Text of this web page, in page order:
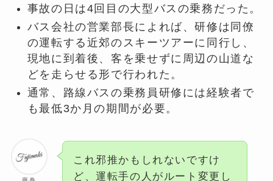
事故の日は4回目の大型バスの乗務だった。
バス会社の営業部長によれば、研修は同僚
の運転する近郊のスキーツアーに同行し、
現地に到着後、客を乗せずに周辺の山道な
どを走らせる形で行われた。
通常、路線バスの乗務員研修には経験者で
も最低3か月の期間が必要。
これ邪推かもしれないですけ
ど、運転手の人がルート変更し